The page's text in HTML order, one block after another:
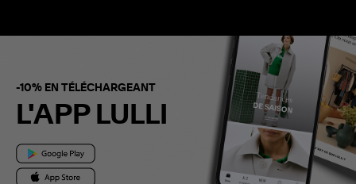
-10% EN TÉLÉCHARGEANT
L'APP LULLI